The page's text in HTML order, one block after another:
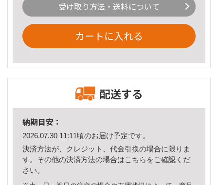
受け取り方法・送料について
カートに入れる
配送する
納期目安：
2026.07.30 11:11頃のお届け予定です。
決済方法が、クレジット、代金引換の場合に限りま
す。その他の決済方法の場合はこちら をご確認くだ
さい。